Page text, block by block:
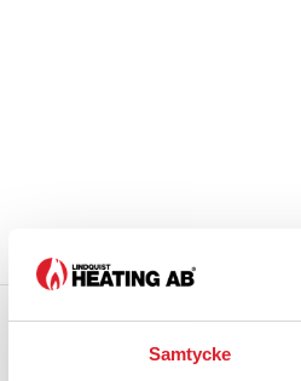
Samtycke